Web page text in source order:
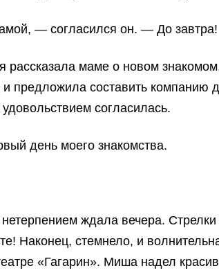
— согласился он. — До завтра!
рассказала маме о новом
и предложила составить компанию
согласилась.
день моего знакомства.
ждала вечера. Стрелки
Наконец, стемнело, и
«Гагарин». Миша надел